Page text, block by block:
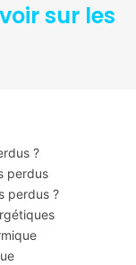
sur les
?
perdus
perdus ?